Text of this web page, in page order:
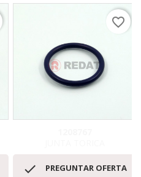
 PREGUNTAR OFERTA
favorite_border